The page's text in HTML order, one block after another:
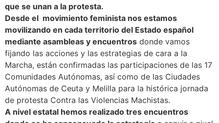
que se unan a la protesta.
Desde el movimiento feminista nos estamos
movilizando en cada territorio del Estado español
mediante asambleas y encuentros donde vamos
fijando las acciones y las estrategias de cara a la
Marcha, están confirmadas las participaciones de las 17
Comunidades Autónomas, así como de las Ciudades
Autónomas de Ceuta y Melilla para la histórica jornada
de protesta Contra las Violencias Machistas.
A nivel estatal hemos realizado tres encuentros